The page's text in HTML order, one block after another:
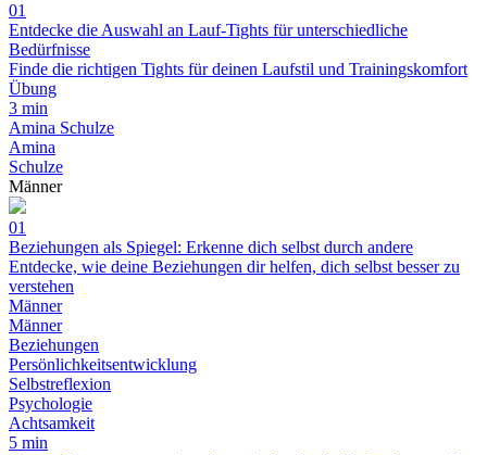
01
Entdecke die Auswahl an Lauf-Tights für unterschiedliche
Bedürfnisse
Finde die richtigen Tights für deinen Laufstil und Trainingskomfort
Übung
3 min
Amina Schulze
Amina
Schulze
Männer
01
Beziehungen als Spiegel: Erkenne dich selbst durch andere
Entdecke, wie deine Beziehungen dir helfen, dich selbst besser zu
verstehen
Männer
Männer
Beziehungen
Persönlichkeitsentwicklung
Selbstreflexion
Psychologie
Achtsamkeit
5 min